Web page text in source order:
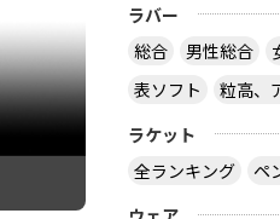
ラバー
総合
男性総合
表ソフト
粒高、
ラケット
全ランキング
ペ